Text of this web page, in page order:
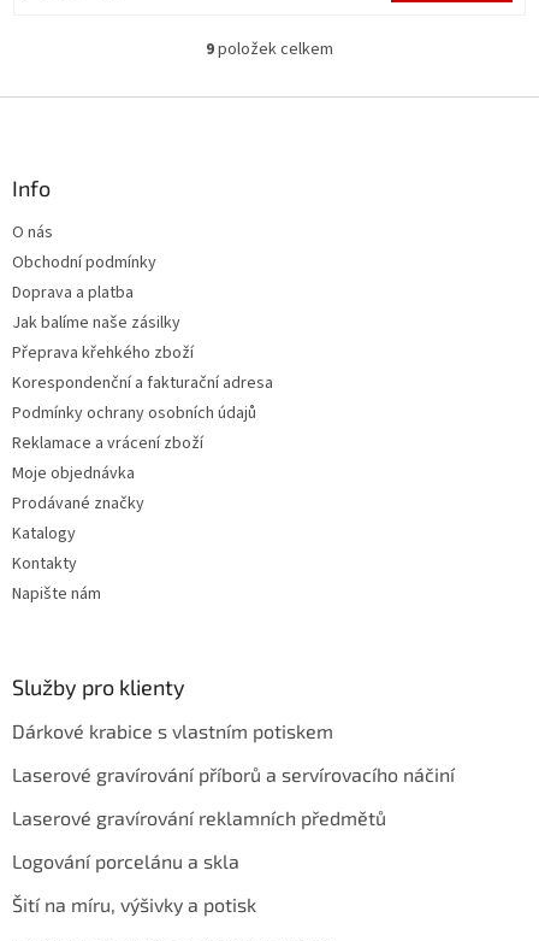
O
l
ý
9položek celkem
Info
O nás
Obchodní podmínky
Doprava a platba
Jak balíme naše zásilky
Přeprava křehkého zboží
Korespondenční a fakturační adresa
Podmínky ochrany osobních údajů
Reklamace a vrácení zboží
Moje objednávka
Prodávané značky
Katalogy
Kontakty
Napište nám
Služby pro klienty
Dárkové krabice s vlastním potiskem
Laserové gravírování příborů a servírovacího náčiní
Laserové gravírování reklamních předmětů
Logování porcelánu a skla
Šití na míru, výšivky a potisk